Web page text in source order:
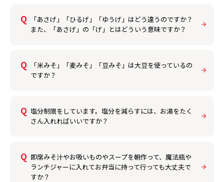
「あさげ」「ひるげ」「ゆうげ」はどう違うのですか？
また、「あさげ」の「げ」とはどういう意味ですか？
「米みそ」「麦みそ」「豆みそ」は大豆を使っているの
ですか？
塩分制限をしています。塩分を減らすには、お湯をたく
さん入れればいいですか？
即席みそ汁やお吸いものやスープを朝作って、魔法瓶や
ランチジャーに入れてお弁当に持って行っても大丈夫で
すか？